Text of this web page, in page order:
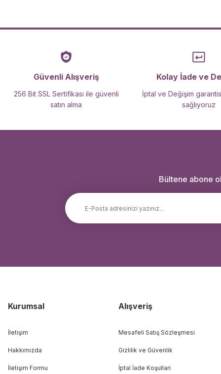
Güvenli Alışveriş
256 Bit SSL Sertifikası ile güvenli
satın alma
Kolay İade ve
İptal ve Değişim
sağlıyoruz
Bültene abone
Kurumsal
İletişim
Hakkımızda
İletişim Formu
Alışveriş
Mesafeli Satış Sözleşmesi
Gizlilik ve Güvenlik
İptal İade Koşullari